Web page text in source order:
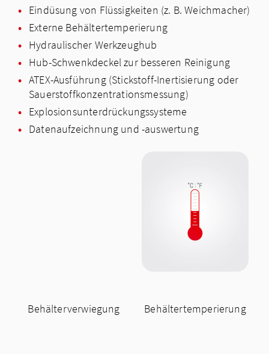
Eindüsung von Flüssigkeiten (z. B. Weichmacher)
Externe Behältertemperierung
Hydraulischer Werkzeughub
Hub-Schwenkdeckel zur besseren Reinigung
ATEX-Ausführung (Stickstoff-Inertisierung oder
Sauerstoffkonzentrationsmessung)
Explosionsunterdrückungssysteme
Datenaufzeichnung und -auswertung
Behälterverwiegung Behältertemperierung